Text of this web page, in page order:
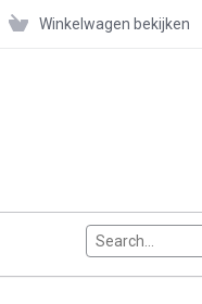
Winkelwagen bekijken